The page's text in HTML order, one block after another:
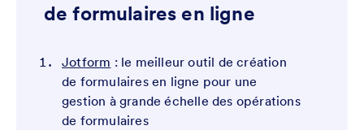
de formulaires en ligne
Jotform : le meilleur outil de création
de formulaires en ligne pour une
gestion à grande échelle des opérations
de formulaires